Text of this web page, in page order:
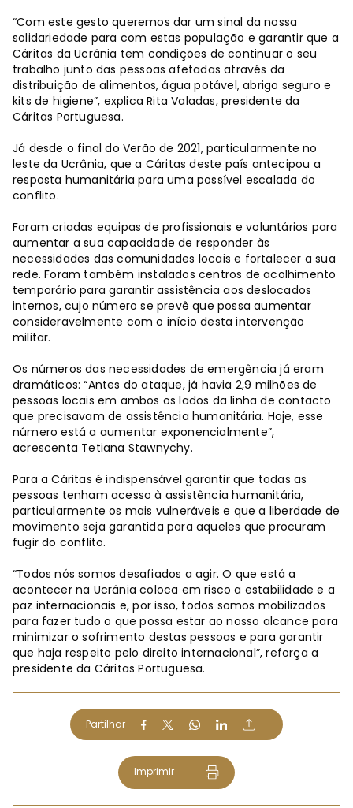
“Com este gesto queremos dar um sinal da nossa
solidariedade para com estas população e garantir que a
Cáritas da Ucrânia tem condições de continuar o seu
trabalho junto das pessoas afetadas através da
distribuição de alimentos, água potável, abrigo seguro e
kits de higiene”, explica Rita Valadas, presidente da
Cáritas Portuguesa.
Já desde o final do Verão de 2021, particularmente no
leste da Ucrânia, que a Cáritas deste país antecipou a
resposta humanitária para uma possível escalada do
conflito.
Foram criadas equipas de profissionais e voluntários para
aumentar a sua capacidade de responder às
necessidades das comunidades locais e fortalecer a sua
rede. Foram também instalados centros de acolhimento
temporário para garantir assistência aos deslocados
internos, cujo número se prevê que possa aumentar
consideravelmente com o início desta intervenção
militar.
Os números das necessidades de emergência já eram
dramáticos: “Antes do ataque, já havia 2,9 milhões de
pessoas locais em ambos os lados da linha de contacto
que precisavam de assistência humanitária. Hoje, esse
número está a aumentar exponencialmente”,
acrescenta Tetiana Stawnychy.
Para a Cáritas é indispensável garantir que todas as
pessoas tenham acesso à assistência humanitária,
particularmente os mais vulneráveis e que a liberdade de
movimento seja garantida para aqueles que procuram
fugir do conflito.
“Todos nós somos desafiados a agir. O que está a
acontecer na Ucrânia coloca em risco a estabilidade e a
paz internacionais e, por isso, todos somos mobilizados
para fazer tudo o que possa estar ao nosso alcance para
minimizar o sofrimento destas pessoas e para garantir
que haja respeito pelo direito internacional”, reforça a
presidente da Cáritas Portuguesa.
Partilhar
Imprimir